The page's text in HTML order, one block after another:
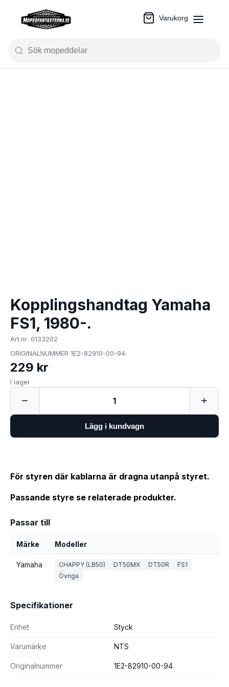
Varukorg
Kopplingshandtag Yamaha
FS1, 1980-.
Art.nr: 0133202
ORIGINALNUMMER 1E2-82910-00-94.
229 kr
I lager
− 1 +
Lägg i kundvagn
För styren där kablarna är dragna utanpå styret.
Passande styre se relaterade produkter.
Passar till
Märke Modeller
Yamaha CHAPPY (LB50) DT50MX DT50R
FS1
Övriga
Specifikationer
Enhet Styck
Varumärke NTS
Originalnummer 1E2-82910-00-94